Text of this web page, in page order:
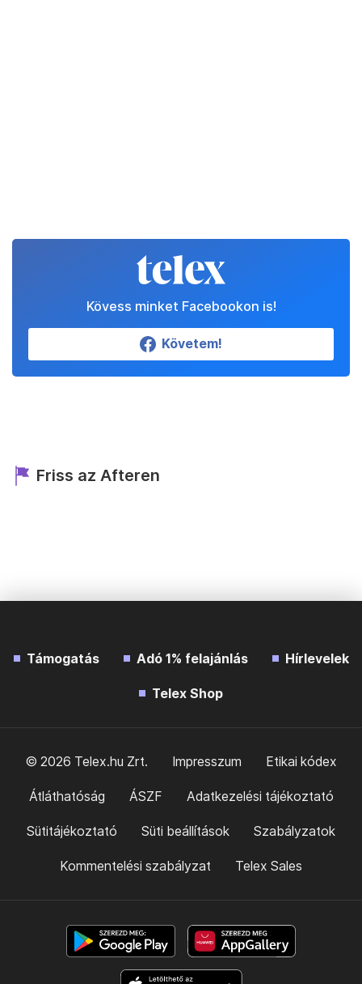
Kövess minket Facebookon is!
Követem!
Friss az Afteren
Támogatás Adó 1% felajánlás Hírlevelek
Telex Shop
© 2026 Telex.hu Zrt. Impresszum Etikai kódex
Átláthatóság ÁSZF Adatkezelési tájékoztató
Sütitájékoztató Süti beállítások Szabályzatok
Kommentelési szabályzat Telex Sales